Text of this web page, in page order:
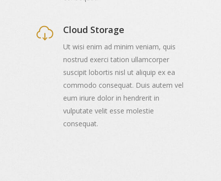
Cloud Storage
Ut wisi enim ad minim veniam, quis
nostrud exerci tation ullamcorper
suscipit lobortis nisl ut aliquip ex ea
commodo consequat. Duis autem vel
eum iriure dolor in hendrerit in
vulputate velit esse molestie
consequat.